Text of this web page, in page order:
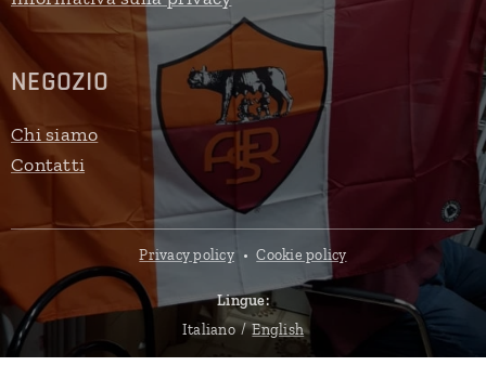
NEGOZIO
Chi siamo
Contatti
Privacy policy Cookie policy
Lingue
Italiano
English